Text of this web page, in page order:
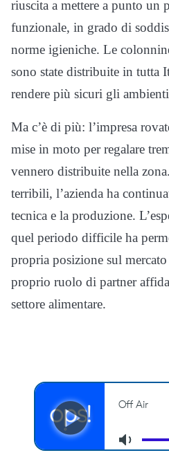
riuscita a mettere a punto un
funzionale, in grado di
norme igieniche. Le
sono state distribuite in tutta
rendere più sicuri gli
Ma c’è di più: l’impresa
mise in moto per regalare
vennero distribuite nella
terribili, l’azienda ha
tecnica e la produzione.
quel periodo difficile ha
propria posizione sul
proprio ruolo di partner
settore alimentare.